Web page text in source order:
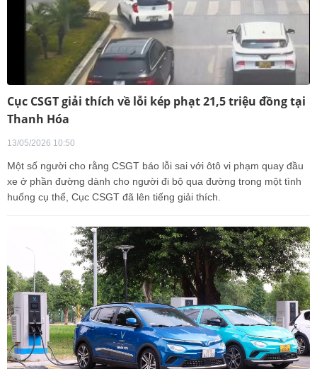
Cục CSGT giải thích về lỗi kép phạt 21,5 triệu đồng tại
Thanh Hóa
13/05/2026 10:50
Một số người cho rằng CSGT báo lỗi sai với ôtô vi phạm quay đầu
xe ở phần đường dành cho người đi bộ qua đường trong một tình
huống cụ thể, Cục CSGT đã lên tiếng giải thích.